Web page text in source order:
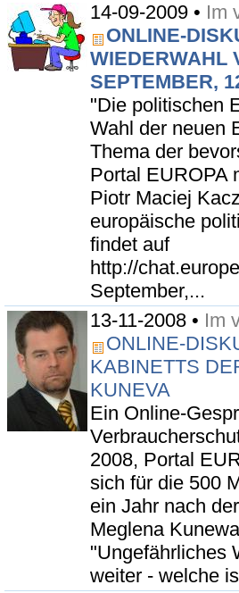
14-09-2009 • Im
ONLINE-
WIEDERWAHL
SEPTEMBER,
"Die politischen
Wahl der neuen
Thema der
Portal EUROPA
Piotr Maciej
europäische
findet auf
http://
September,...
13-11-2008 • Im
ONLINE-
KABINETTS
KUNEVA
Ein Online-
2008, Portal
sich für die 500
ein Jahr nach
Meglena
"Ungefährliches
weiter - welche